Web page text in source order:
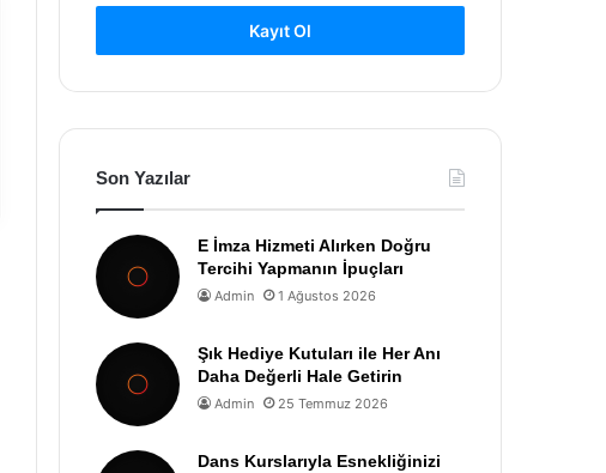
Kayıt Ol
Son Yazılar
E İmza Hizmeti Alırken Doğru
Tercihi Yapmanın İpuçları
Admin 1 Ağustos 2026
Şık Hediye Kutuları ile Her Anı
Daha Değerli Hale Getirin
Admin 25 Temmuz 2026
Dans Kurslarıyla Esnekliğinizi